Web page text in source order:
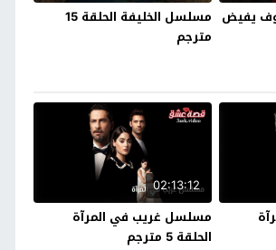
يفيض
مسلسل الخليفة الحلقة 15
مترجم
02:13:12
مسلسل غريب في المرآة
الحلقة 5 مترجم